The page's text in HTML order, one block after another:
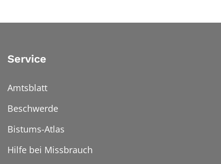
Service
Amtsblatt
Beschwerde
Bistums-Atlas
Hilfe bei Missbrauch